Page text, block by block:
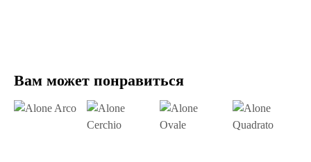
Вам может понравиться